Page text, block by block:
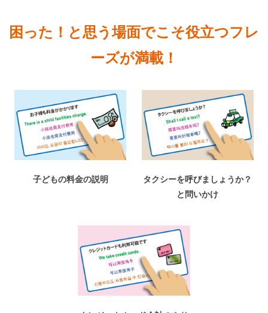
困った！と思う場面でこそ役立つフレ
ーズが満載！
子どもの料金の説明
タクシーを呼びましょうか？
と問いかけ